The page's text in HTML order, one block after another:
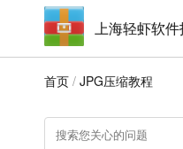
上海轻虾软
首页 / JPG压缩教程